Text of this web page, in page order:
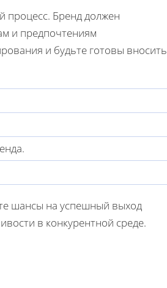
процесс. Бренд должен
и предпочтениям
и будьте готовы вносить
шансы на успешный выход
в конкурентной среде.